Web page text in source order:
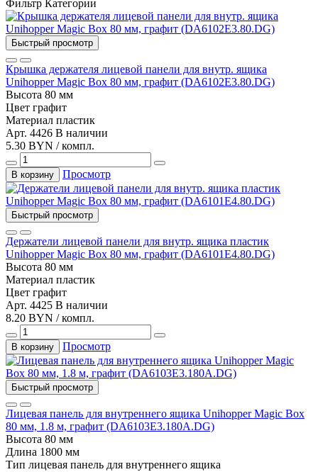
Фильтр Категории
Быстрый просмотр
Крышка держателя лицевой панели для внутр. ящика
Unihopper Magic Box 80 мм, графит (DA6102E3.80.DG)
Высота 80 мм
Цвет графит
Материал пластик
Арт. 4426 В наличии
5.30 BYN / компл.
В корзину Просмотр
Быстрый просмотр
Держатели лицевой панели для внутр. ящика пластик
Unihopper Magic Box 80 мм, графит (DA6101E4.80.DG)
Высота 80 мм
Материал пластик
Цвет графит
Арт. 4425 В наличии
8.20 BYN / компл.
В корзину Просмотр
Быстрый просмотр
Лицевая панель для внутреннего ящика Unihopper Magic Box
80 мм, 1.8 м, графит (DA6103E3.180A.DG)
Высота 80 мм
Длина 1800 мм
Тип лицевая панель для внутреннего ящика